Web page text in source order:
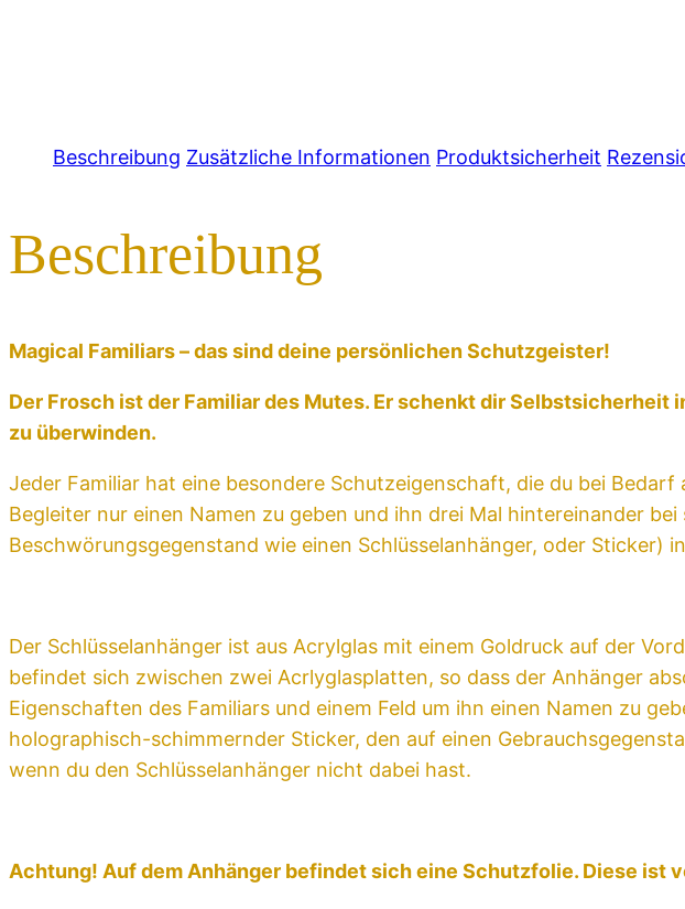
Beschreibung Zusätzliche Informationen Produktsicherheit
Beschreibung
Magical Familiars – das sind deine persönlichen Schutzgeister!
Der Frosch ist der Familiar des Mutes. Er schenkt dir
zu überwinden.
Jeder Familiar hat eine besondere Schutzeigenschaft, die du bei
Begleiter nur einen Namen zu geben und ihn drei Mal hintereinander
Beschwörungsgegenstand wie einen Schlüsselanhänger, oder Sticker)
Der Schlüsselanhänger ist aus Acrylglas mit einem Goldruck auf der
befindet sich zwischen zwei Acrlyglasplatten, so dass der Anhänger
Eigenschaften des Familiars und einem Feld um ihn einen Namen zu
holographisch-schimmernder Sticker, den auf einen
wenn du den Schlüsselanhänger nicht dabei hast.
Achtung! Auf dem Anhänger befindet sich eine Schutzfolie. Diese ist